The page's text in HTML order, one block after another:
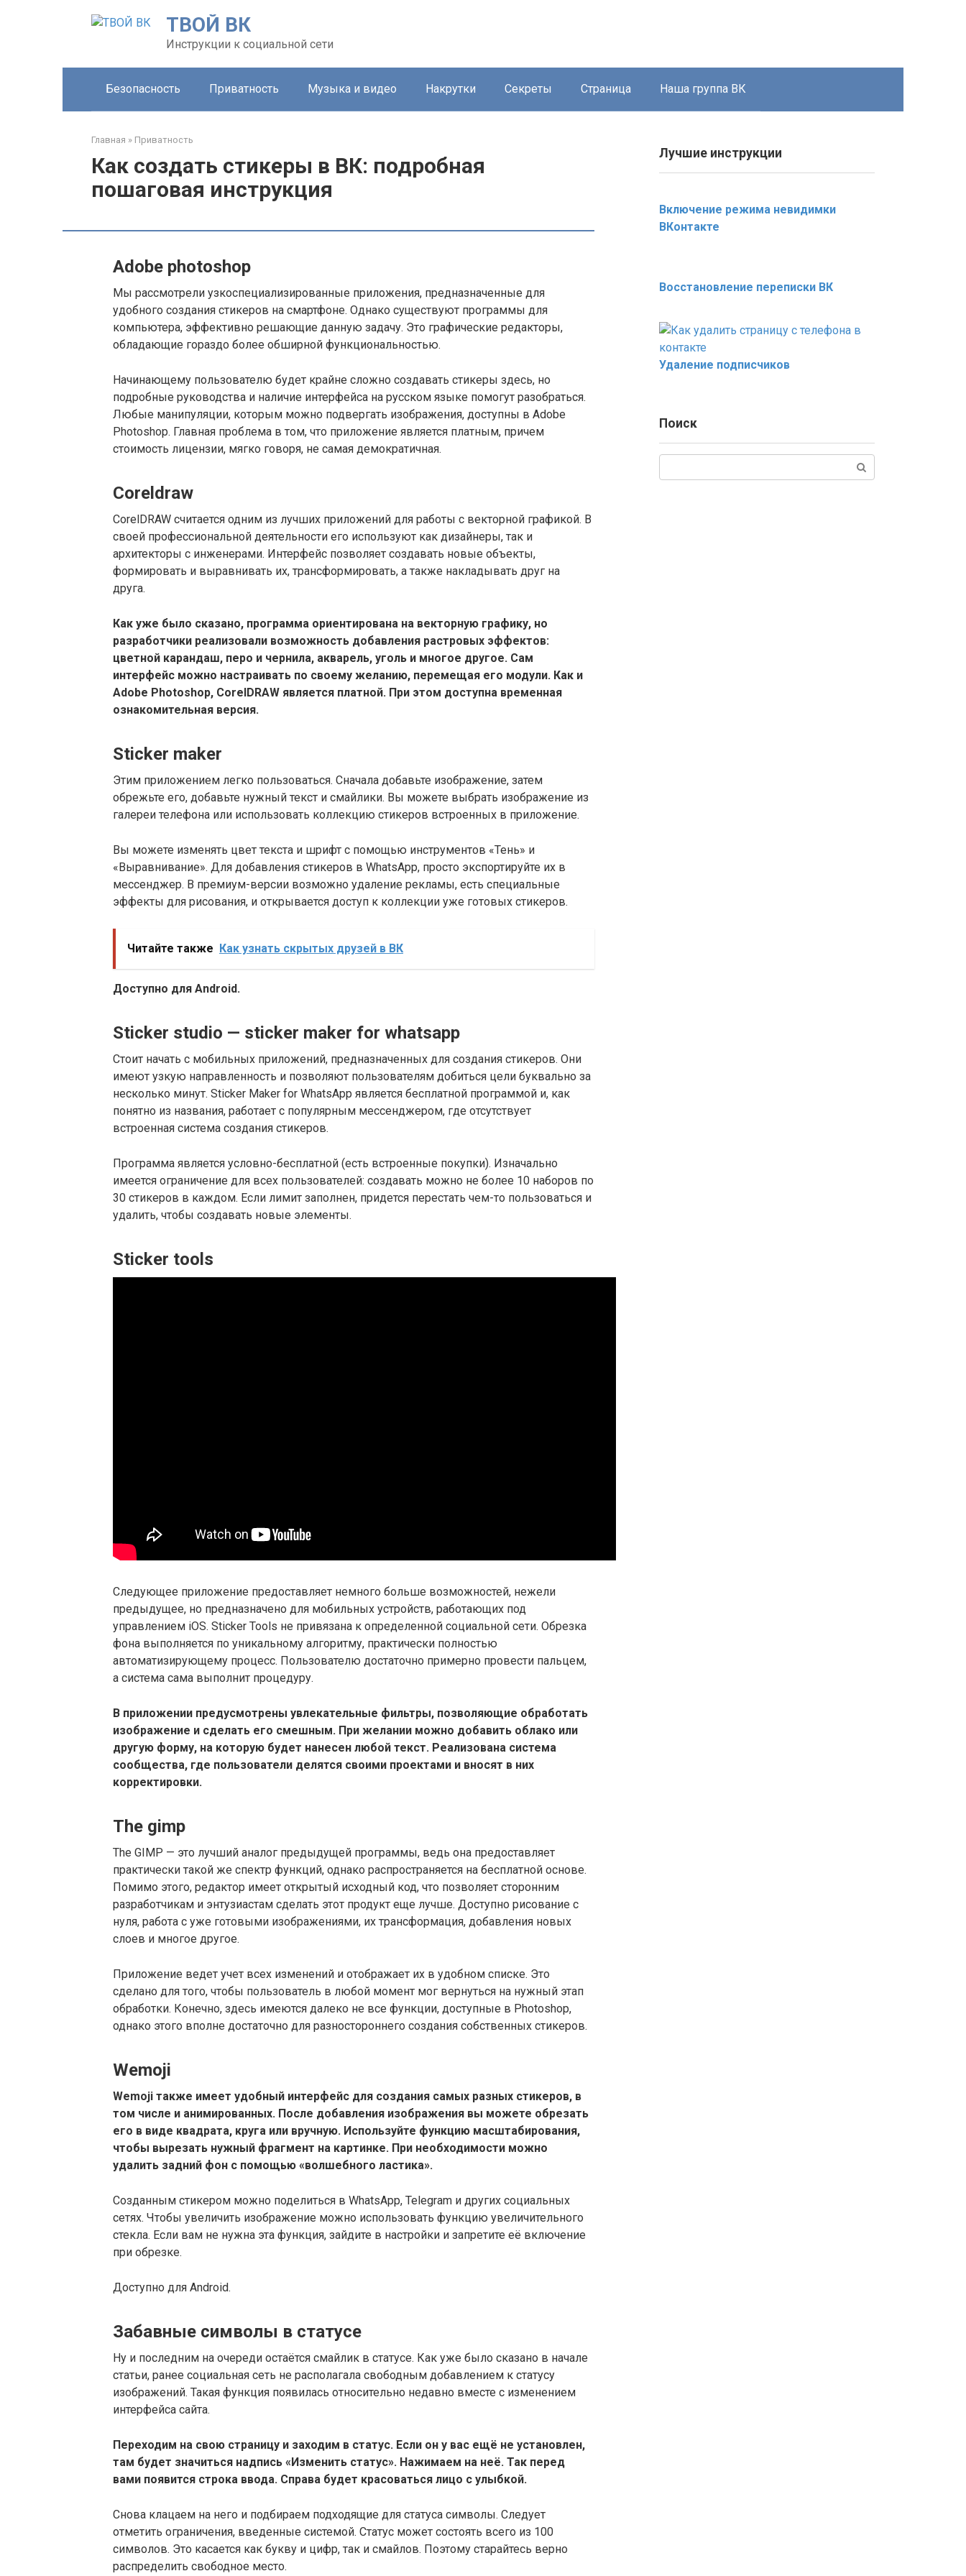
ТВОЙ ВК
Инструкции к социальной сети
Безопасность Приватность Музыка и видео Накрутки Секреты Страница Наша группа ВК
Главная » Приватность
Как создать стикеры в ВК: подробная
пошаговая инструкция
Adobe photoshop
Мы рассмотрели узкоспециализированные приложения, предназначенные для
удобного создания стикеров на смартфоне. Однако существуют программы для
компьютера, эффективно решающие данную задачу. Это графические редакторы,
обладающие гораздо более обширной функциональностью.
Начинающему пользователю будет крайне сложно создавать стикеры здесь, но
подробные руководства и наличие интерфейса на русском языке помогут разобраться.
Любые манипуляции, которым можно подвергать изображения, доступны в Adobe
Photoshop. Главная проблема в том, что приложение является платным, причем
стоимость лицензии, мягко говоря, не самая демократичная.
Coreldraw
CorelDRAW считается одним из лучших приложений для работы с векторной графикой. В
своей профессиональной деятельности его используют как дизайнеры, так и
архитекторы с инженерами. Интерфейс позволяет создавать новые объекты,
формировать и выравнивать их, трансформировать, а также накладывать друг на
друга.
Как уже было сказано, программа ориентирована на векторную графику, но
разработчики реализовали возможность добавления растровых эффектов:
цветной карандаш, перо и чернила, акварель, уголь и многое другое. Сам
интерфейс можно настраивать по своему желанию, перемещая его модули. Как и
Adobe Photoshop, CorelDRAW является платной. При этом доступна временная
ознакомительная версия.
Sticker maker
Этим приложением легко пользоваться. Сначала добавьте изображение, затем
обрежьте его, добавьте нужный текст и смайлики. Вы можете выбрать изображение из
галереи телефона или использовать коллекцию стикеров встроенных в приложение.
Вы можете изменять цвет текста и шрифт с помощью инструментов «Тень» и
«Выравнивание». Для добавления стикеров в WhatsApp, просто экспортируйте их в
мессенджер. В премиум-версии возможно удаление рекламы, есть специальные
эффекты для рисования, и открывается доступ к коллекции уже готовых стикеров.
Читайте также Как узнать скрытых друзей в ВК
Доступно для Android.
Sticker studio — sticker maker for whatsapp
Стоит начать с мобильных приложений, предназначенных для создания стикеров. Они
имеют узкую направленность и позволяют пользователям добиться цели буквально за
несколько минут. Sticker Maker for WhatsApp является бесплатной программой и, как
понятно из названия, работает с популярным мессенджером, где отсутствует
встроенная система создания стикеров.
Программа является условно-бесплатной (есть встроенные покупки). Изначально
имеется ограничение для всех пользователей: создавать можно не более 10 наборов по
30 стикеров в каждом. Если лимит заполнен, придется перестать чем-то пользоваться и
удалить, чтобы создавать новые элементы.
Sticker tools
Следующее приложение предоставляет немного больше возможностей, нежели
предыдущее, но предназначено для мобильных устройств, работающих под
управлением iOS. Sticker Tools не привязана к определенной социальной сети. Обрезка
фона выполняется по уникальному алгоритму, практически полностью
автоматизирующему процесс. Пользователю достаточно примерно провести пальцем,
а система сама выполнит процедуру.
В приложении предусмотрены увлекательные фильтры, позволяющие обработать
изображение и сделать его смешным. При желании можно добавить облако или
другую форму, на которую будет нанесен любой текст. Реализована система
сообщества, где пользователи делятся своими проектами и вносят в них
корректировки.
The gimp
The GIMP — это лучший аналог предыдущей программы, ведь она предоставляет
практически такой же спектр функций, однако распространяется на бесплатной основе.
Помимо этого, редактор имеет открытый исходный код, что позволяет сторонним
разработчикам и энтузиастам сделать этот продукт еще лучше. Доступно рисование с
нуля, работа с уже готовыми изображениями, их трансформация, добавления новых
слоев и многое другое.
Приложение ведет учет всех изменений и отображает их в удобном списке. Это
сделано для того, чтобы пользователь в любой момент мог вернуться на нужный этап
обработки. Конечно, здесь имеются далеко не все функции, доступные в Photoshop,
однако этого вполне достаточно для разностороннего создания собственных стикеров.
Wemoji
Wemoji также имеет удобный интерфейс для создания самых разных стикеров, в
том числе и анимированных. После добавления изображения вы можете обрезать
его в виде квадрата, круга или вручную. Используйте функцию масштабирования,
чтобы вырезать нужный фрагмент на картинке. При необходимости можно
удалить задний фон с помощью «волшебного ластика».
Созданным стикером можно поделиться в WhatsApp, Telegram и других социальных
сетях. Чтобы увеличить изображение можно использовать функцию увеличительного
стекла. Если вам не нужна эта функция, зайдите в настройки и запретите её включение
при обрезке.
Доступно для Android.
Забавные символы в статусе
Ну и последним на очереди остаётся смайлик в статусе. Как уже было сказано в начале
статьи, ранее социальная сеть не располагала свободным добавлением к статусу
изображений. Такая функция появилась относительно недавно вместе с изменением
интерфейса сайта.
Переходим на свою страницу и заходим в статус. Если он у вас ещё не установлен,
там будет значиться надпись «Изменить статус». Нажимаем на неё. Так перед
вами появится строка ввода. Справа будет красоваться лицо с улыбкой.
Снова клацаем на него и подбираем подходящие для статуса символы. Следует
отметить ограничения, введенные системой. Статус может состоять всего из 100
символов. Это касается как букву и цифр, так и смайлов. Поэтому старайтесь верно
распределить свободное место.
Лучшие инструкции
Включение режима невидимки
ВКонтакте
Восстановление переписки ВК
Удаление подписчиков
Поиск